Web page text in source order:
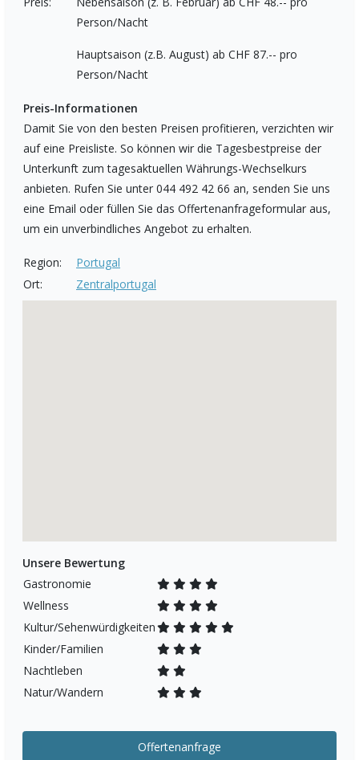
Person/Nacht
Hauptsaison (z.B. August) ab CHF 87.-- pro
Person/Nacht
Preis-Informationen
Damit Sie von den besten Preisen profitieren, verzichten wir
auf eine Preisliste. So können wir die Tagesbestpreise der
Unterkunft zum tagesaktuellen Währungs-Wechselkurs
anbieten. Rufen Sie unter 044 492 42 66 an, senden Sie uns
eine Email oder füllen Sie das Offertenanfrageformular aus,
um ein unverbindliches Angebot zu erhalten.
Region:
Portugal
Ort:
Zentralportugal
Unsere Bewertung
Gastronomie
Wellness
Kultur/Sehenwürdigkeiten
Kinder/Familien
Nachtleben
Natur/Wandern
Offertenanfrage